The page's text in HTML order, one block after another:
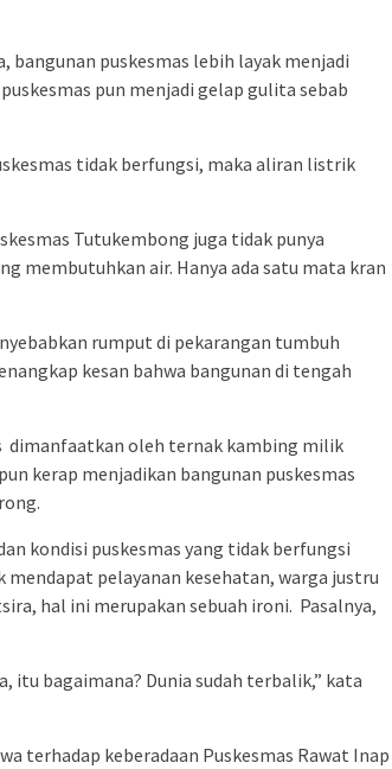
puskesmas lebih layak menjadi
pun menjadi gelap gulita sebab
tidak berfungsi, maka aliran listrik
Tutukembong juga tidak punya
membutuhkan air. Hanya ada satu mata kran
rumput di pekarangan tumbuh
kesan bahwa bangunan di tengah
dimanfaatkan oleh ternak kambing milik
kerap menjadikan bangunan puskesmas
kondisi puskesmas yang tidak berfungsi
pelayanan kesehatan, warga justru
hal ini merupakan sebuah ironi. Pasalnya,
itu bagaimana? Dunia sudah terbalik,” kata
terhadap keberadaan Puskesmas Rawat Inap